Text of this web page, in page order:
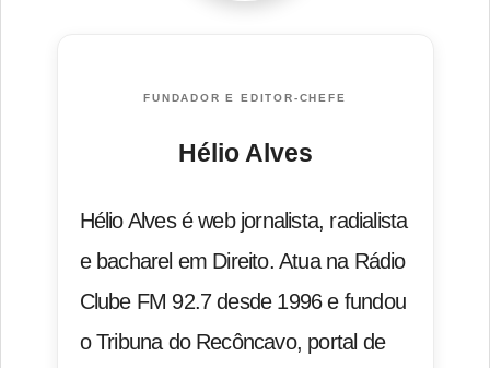
FUNDADOR E EDITOR-CHEFE
Hélio Alves
Hélio Alves é web jornalista, radialista
e bacharel em Direito. Atua na Rádio
Clube FM 92.7 desde 1996 e fundou
o Tribuna do Recôncavo, portal de